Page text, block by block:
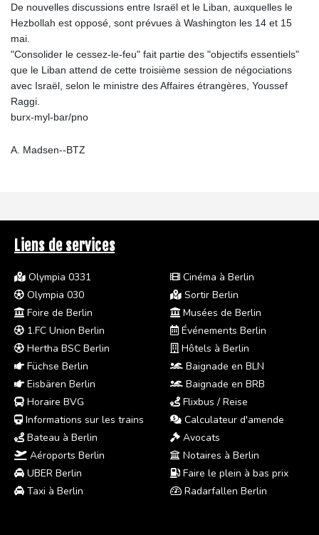
De nouvelles discussions entre Israël et le Liban, auxquelles le
Hezbollah est opposé, sont prévues à Washington les 14 et 15
mai.
"Consolider le cessez-le-feu" fait partie des "objectifs essentiels"
que le Liban attend de cette troisième session de négociations
avec Israël, selon le ministre des Affaires étrangères, Youssef
Raggi.
burx-myl-bar/pno
A. Madsen--BTZ
Liens de services
Olympia 0331
Olympia 030
Foire de Berlin
1.FC Union Berlin
Hertha BSC Berlin
Füchse Berlin
Eisbären Berlin
Horaire BVG
Informations sur les trains
Bateau à Berlin
Aéroports Berlin
UBER Berlin
Taxi à Berlin
Cinéma à Berlin
Sortir Berlin
Musées de Berlin
Événements Berlin
Hôtels à Berlin
Baignade en BLN
Baignade en BRB
Flixbus / Reise
Calculateur d'amende
Avocats
Notaires à Berlin
Faire le plein à bas prix
Radarfallen Berlin